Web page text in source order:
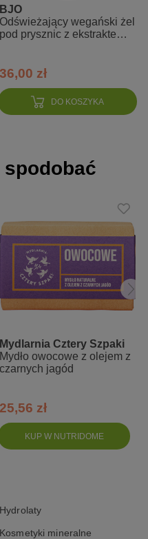
Limon Peel Oil, Hordeum
Leaf Extract, Artemisia
Hempate, Sodium Olivate,
Thymus Vulgaris Oil,
DO KOSZYKA
BJO
Odświeżający wegański żel
pod prysznic z ekstraktem z
36,00 zł
spodobać
KUP W NUTRIDOME
Mydlarnia Cztery Szpaki
Mydło owocowe z olejem z
czarnych jagód
25,56 zł
Hydrolaty
Kosmetyki mineralne